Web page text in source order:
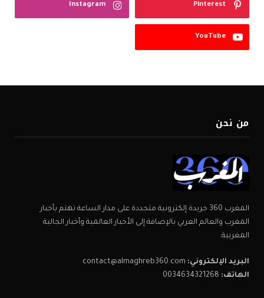
Pinterest
Instagram
YouTube
من نحن
المغرب 360 جريدة إلكترونية متجددة على مدار الساعة تهتم بأخبار
المغرب والعالم العربي بالإضافة إلى الأخبار العالمية وأخبار الجالية
المغربية.
البريد الإلكتروني:
الهاتف: